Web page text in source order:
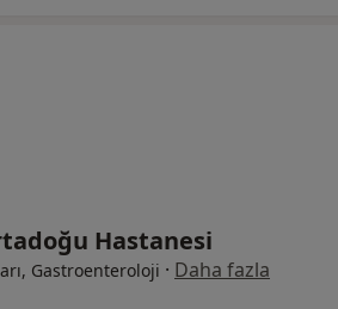
Hastanesi
Gastroenteroloji · Daha fazla